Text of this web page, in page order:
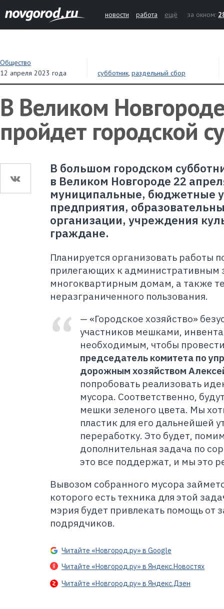
новости работа ещё за окном:
Общество
12 апреля 2023 года
субботник, раздельный сбор
В Великом
пройдет городской
В большом городском
в Великом Новгороде 22
муниципальные, бюджетные
предприятия,
организации, учреждения
граждане.
Планируется организовать работы
прилегающих к административным
многоквартирным домам, а также
неразграниченного пользования.
— «Городское хозяйство»
участников мешками,
необходимым, чтобы
председатель комитета по
дорожным хозяйством
попробовать реализовать
мусора. Соответственно,
мешки зеленого цвета. Мы
пластик для его дальнейшей
переработку. Это будет,
дополнительная задача по
это все поддержат, и мы это
Вывозом собранного мусора
которого есть техника для этой
мэрия будет привлекать помощь от
подрядчиков.
Читайте «Новгород.ру» в Google
Читайте «Новгород.ру» в Яндекс.Новостях
Читайте «Новгород.ру» в Яндекс.Дзен